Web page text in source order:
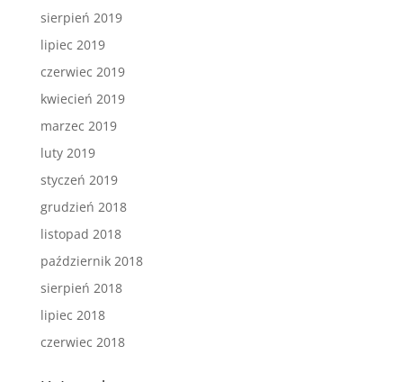
sierpień 2019
lipiec 2019
czerwiec 2019
kwiecień 2019
marzec 2019
luty 2019
styczeń 2019
grudzień 2018
listopad 2018
październik 2018
sierpień 2018
lipiec 2018
czerwiec 2018